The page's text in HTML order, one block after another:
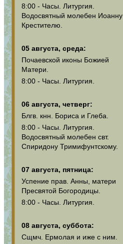
8:00 - Часы. Литургия.
Водосвятный молебен Иоанну
Крестителю.
05 августа, среда:
Почаевской иконы Божией
Матери.
8:00 - Часы. Литургия.
06 августа, четверг:
Блгв. кнн. Бориса и Глеба.
8:00 - Часы. Литургия.
Водосвятный молебен свт.
Спиридону Тримифунтскому.
07 августа, пятница:
Успение прав. Анны, матери
Пресвятой Богородицы.
8:00 - Часы. Литургия.
08 августа, суббота:
Сщмч. Ермолая и иже с ним.